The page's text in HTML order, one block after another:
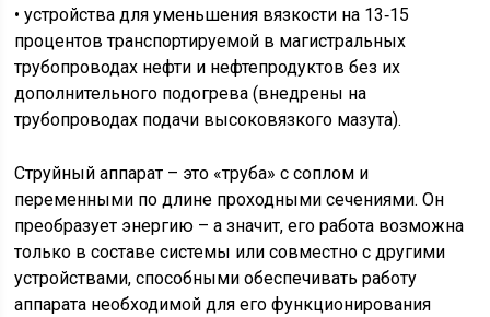
• устройства для уменьшения вязкости на 13‑15
процентов транспортируемой в магистральных
трубопроводах нефти и нефтепродуктов без их
дополнительного подогрева (внедрены на
трубопроводах подачи высоковязкого мазута).
Струйный аппарат – это «труба» с соплом и
переменными по длине проходными сечениями. Он
преобразует энергию – а значит, его работа возможна
только в составе системы или совместно с другими
устройствами, способными обеспечивать работу
аппарата необходимой для его функционирования